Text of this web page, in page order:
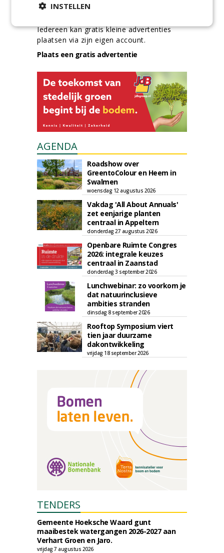
GREEN OUTLET
Iedereen kan gratis kleine advertenties
plaatsen via zijn eigen account.
Plaats een gratis advertentie
AGENDA
Roadshow over
GreentoColour en Heem in
Swalmen
woensdag 12 augustus 2026
Vakdag 'All About Annuals'
zet eenjarige planten
centraal in Appeltern
donderdag 27 augustus 2026
Openbare Ruimte Congres
2026: integrale keuzes
centraal in Zaanstad
donderdag 3 september 2026
Lunchwebinar: zo voorkom je
dat natuurinclusieve
ambities stranden
dinsdag 8 september 2026
Rooftop Symposium viert
tien jaar duurzame
dakontwikkeling
vrijdag 18 september 2026
TENDERS
Gemeente Hoeksche Waard gunt
maaibestek watergangen 2026-2027 aan
Verhart Groen en Jaro.
vrijdag 7 augustus 2026
INSTELLEN